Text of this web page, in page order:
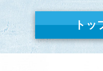
トッ